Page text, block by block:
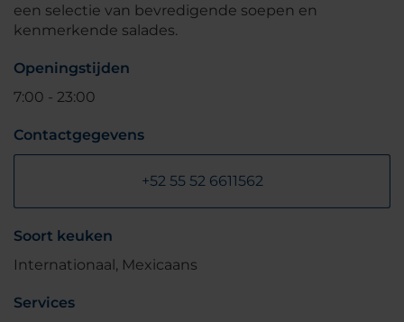
een selectie van bevredigende soepen en
kenmerkende salades.
Openingstijden
7:00 - 23:00
Contactgegevens
+52 55 52 6611562
Soort keuken
Internationaal, Mexicaans
Services